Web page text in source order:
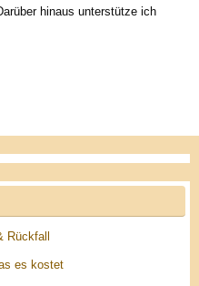
hinaus unterstütze ich
Rückfall
es kostet